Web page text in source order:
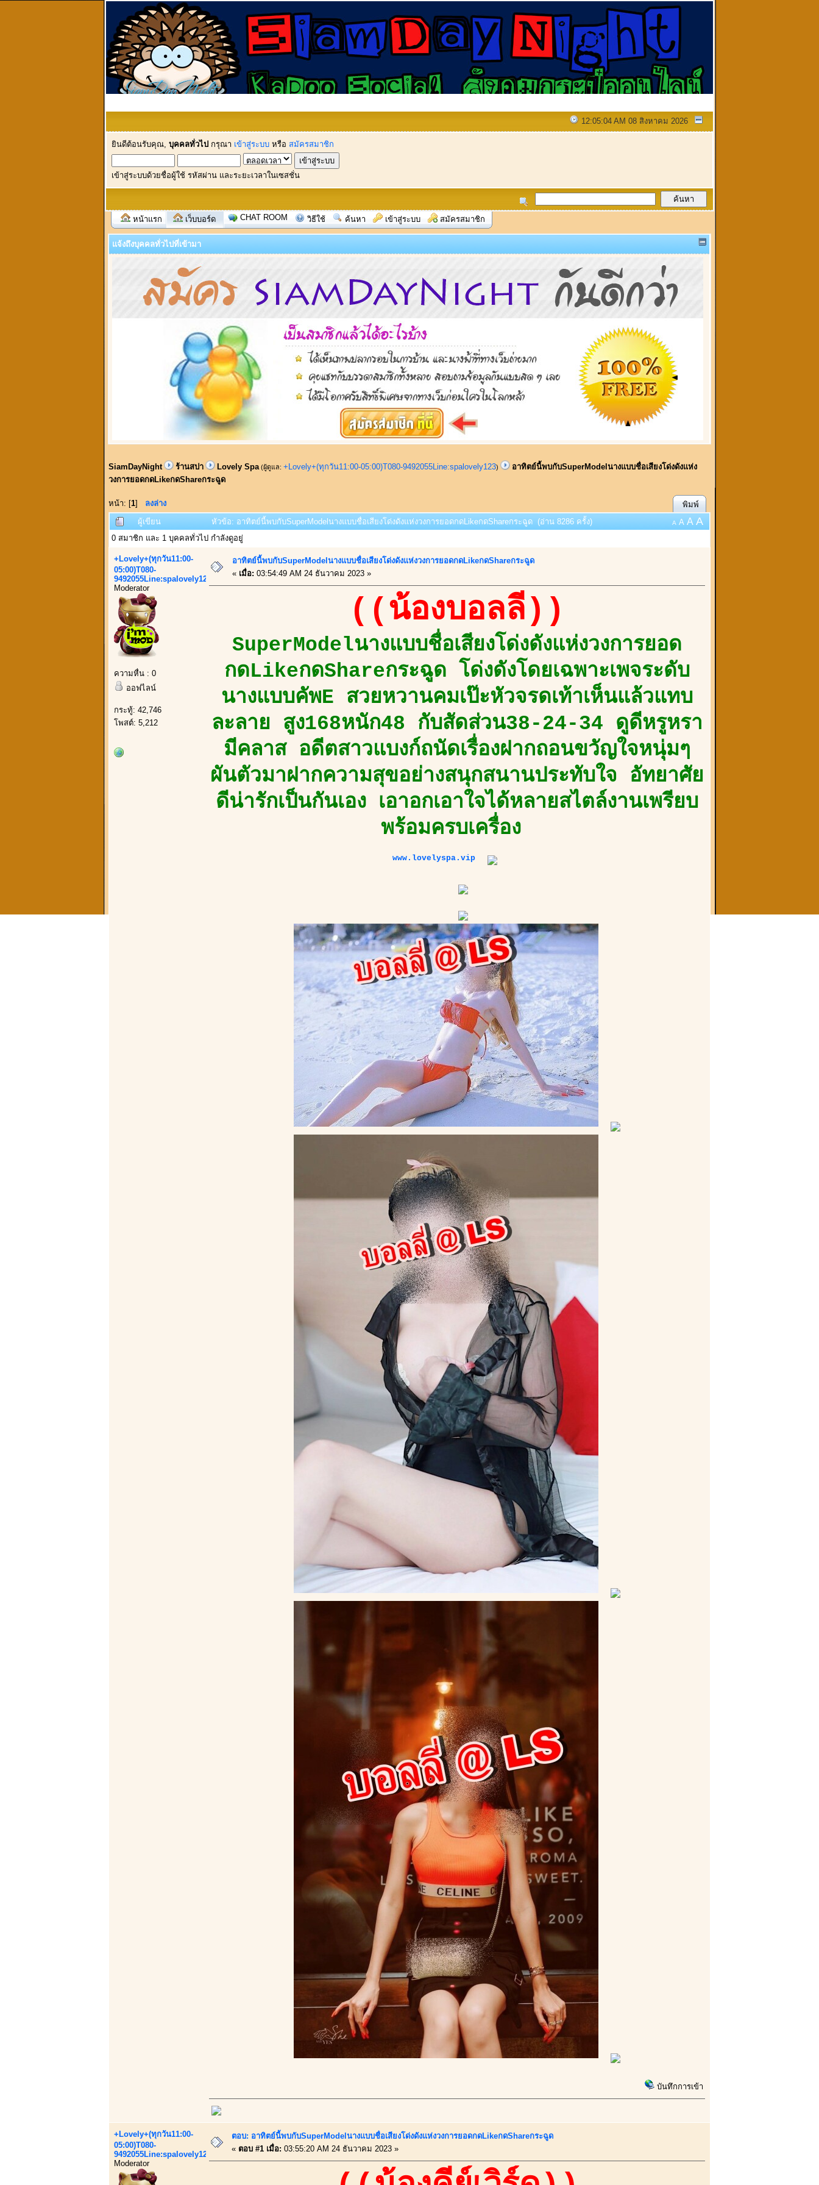
12:05:04 AM 08 สิงหาคม 2026
ยินดีต้อนรับคุณ, บุคคลทั่วไป กรุณา เข้าสู่ระบบ หรือ สมัครสมาชิก
เข้าสู่ระบบด้วยชื่อผู้ใช้ รหัสผ่าน และระยะเวลาในเซสชั่น
หน้าแรก เว็บบอร์ด CHAT ROOM วิธีใช้ ค้นหา เข้าสู่ระบบ สมัครสมาชิก
แจ้งถึงบุคคลทั่วไปที่เข้ามา
SiamDayNight ร้านสปา Lovely Spa (ผู้ดูแล: +Lovely+(ทุกวัน11:00-05:00)T080-9492055Line:spalovely123)
อาทิตย์นี้พบกับSuperModelนางแบบชื่อเสียงโด่งดังแห่ง
วงการยอดกดLikeกดShareกระฉูด
หน้า: [1] ลงล่าง
พิมพ์
ผู้เขียน
หัวข้อ: อาทิตย์นี้พบกับSuperModelนางแบบชื่อเสียงโด่งดังแห่งวงการยอดกดLikeกดShareกระฉูด (อ่าน 8286 ครั้ง) A A A A
0 สมาชิก และ 1 บุคคลทั่วไป กำลังดูอยู่
+Lovely+(ทุกวัน11:00-
05:00)T080-
9492055Line:spalovely123
Moderator
ความหื่น : 0
ออฟไลน์
กระทู้: 42,746
โพสต์: 5,212
อาทิตย์นี้พบกับSuperModelนางแบบชื่อเสียงโด่งดังแห่งวงการยอดกดLikeกดShareกระฉูด
« เมื่อ: 03:54:49 AM 24 ธันวาคม 2023 »
((น้องบอลลี่))
SuperModelนางแบบชื่อเสียงโด่งดังแห่งวงการยอด
กดLikeกดShareกระฉูด โด่งดังโดยเฉพาะเพจระดับ
นางแบบคัพE สวยหวานคมเป๊ะหัวจรดเท้าเห็นแล้วแทบ
ละลาย สูง168หนัก48 กับสัดส่วน38-24-34 ดูดีหรูหรา
มีคลาส อดีตสาวแบงก์ถนัดเรื่องฝากถอนขวัญใจหนุ่มๆ
ผันตัวมาฝากความสุขอย่างสนุกสนานประทับใจ อัทยาศัย
ดีน่ารักเป็นกันเอง เอาอกเอาใจได้หลายสไตล์งานเพรียบ
พร้อมครบเครื่อง
www.lovelyspa.vip
บันทึกการเข้า
+Lovely+(ทุกวัน11:00-
05:00)T080-
9492055Line:spalovely123
Moderator
ตอบ: อาทิตย์นี้พบกับSuperModelนางแบบชื่อเสียงโด่งดังแห่งวงการยอดกดLikeกดShareกระฉูด
« ตอบ #1 เมื่อ: 03:55:20 AM 24 ธันวาคม 2023 »